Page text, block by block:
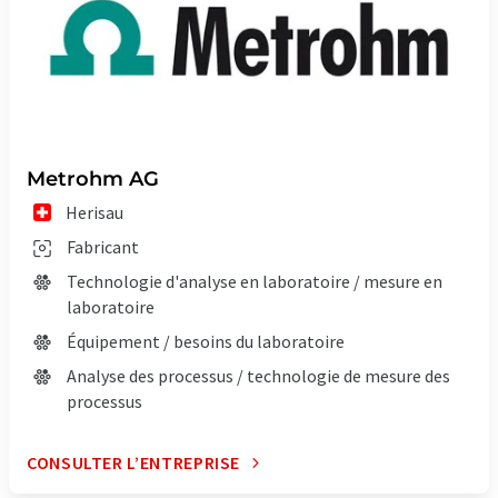
Metrohm AG
Herisau
Fabricant
Technologie d'analyse en laboratoire / mesure en
laboratoire
Équipement / besoins du laboratoire
Analyse des processus / technologie de mesure des
processus
CONSULTER L’ENTREPRISE